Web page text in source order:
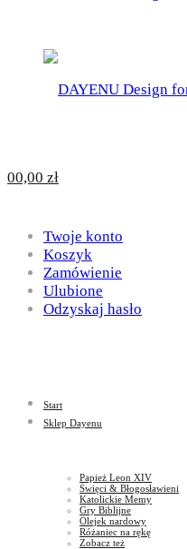
for
God
DAYENU
Design
God
00,00 zł
Twoje konto
Koszyk
Zamówienie
Ulubione
Odzyskaj hasło
Start
Sklep Dayenu
Papież Leon XIV
Święci & Błogosławieni
Katolickie Memy
Gry Biblijne
Olejek nardowy
Różaniec na rękę
Zobacz też